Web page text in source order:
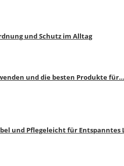
und Schutz im Alltag
und die besten Produkte für…
und Pflegeleicht für Entspanntes